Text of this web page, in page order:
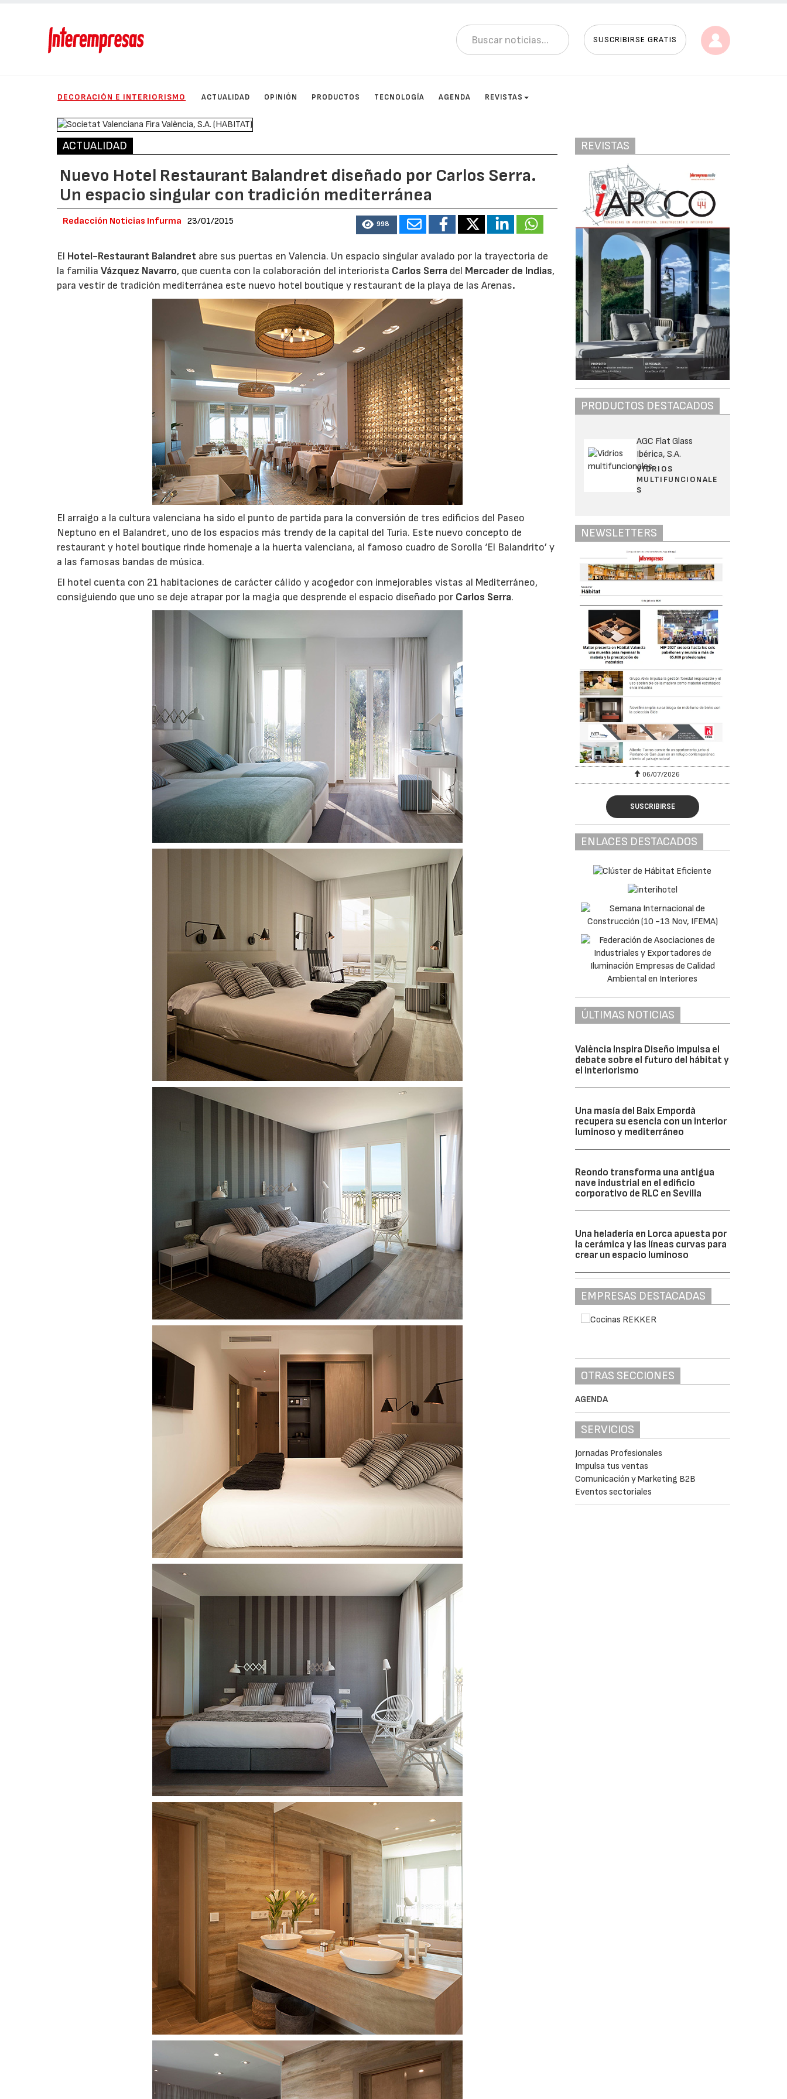
SUSCRIBIRSE GRATIS
DECORACIÓN E INTERIORISMO ACTUALIDAD OPINIÓN PRODUCTOS TECNOLOGÍA AGENDA REVISTAS
ACTUALIDAD
Nuevo Hotel Restaurant Balandret diseñado por Carlos Serra.
Un espacio singular con tradición mediterránea
Redacción Noticias Infurma 23/01/2015 998
El Hotel-Restaurant Balandret abre sus puertas en Valencia. Un espacio singular avalado por la trayectoria de
la familia Vázquez Navarro, que cuenta con la colaboración del interiorista Carlos Serra del Mercader de Indias,
para vestir de tradición mediterránea este nuevo hotel boutique y restaurant de la playa de las Arenas.
El arraigo a la cultura valenciana ha sido el punto de partida para la conversión de tres edificios del Paseo
Neptuno en el Balandret, uno de los espacios más trendy de la capital del Turia. Este nuevo concepto de
restaurant y hotel boutique rinde homenaje a la huerta valenciana, al famoso cuadro de Sorolla ‘El Balandrito’ y
a las famosas bandas de música.
El hotel cuenta con 21 habitaciones de carácter cálido y acogedor con inmejorables vistas al Mediterráneo,
consiguiendo que uno se deje atrapar por la magia que desprende el espacio diseñado por Carlos Serra.
REVISTAS
PRODUCTOS DESTACADOS
AGC Flat Glass
Ibérica, S.A.
VIDRIOS
MULTIFUNCIONALE
S
NEWSLETTERS
06/07/2026 06/07/2026
SUSCRIBIRSE
ENLACES DESTACADOS
ÚLTIMAS NOTICIAS
València Inspira Diseño impulsa el
debate sobre el futuro del hábitat y
el interiorismo
Una masía del Baix Empordà
recupera su esencia con un interior
luminoso y mediterráneo
Reondo transforma una antigua
nave industrial en el edificio
corporativo de RLC en Sevilla
Una heladería en Lorca apuesta por
la cerámica y las líneas curvas para
crear un espacio luminoso
EMPRESAS DESTACADAS
OTRAS SECCIONES
AGENDA
SERVICIOS
Jornadas Profesionales
Impulsa tus ventas
Comunicación y Marketing B2B
Eventos sectoriales